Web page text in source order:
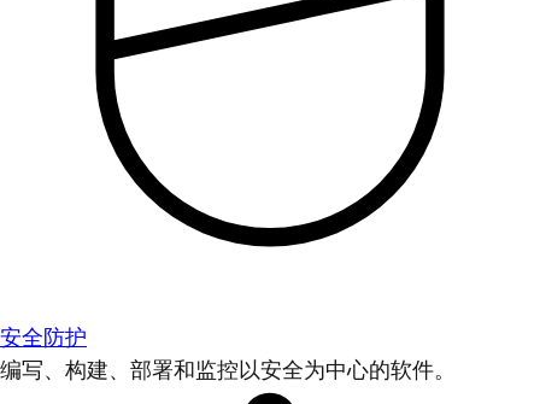
安全防护
编写、构建、部署和监控以安全为中心的软件。